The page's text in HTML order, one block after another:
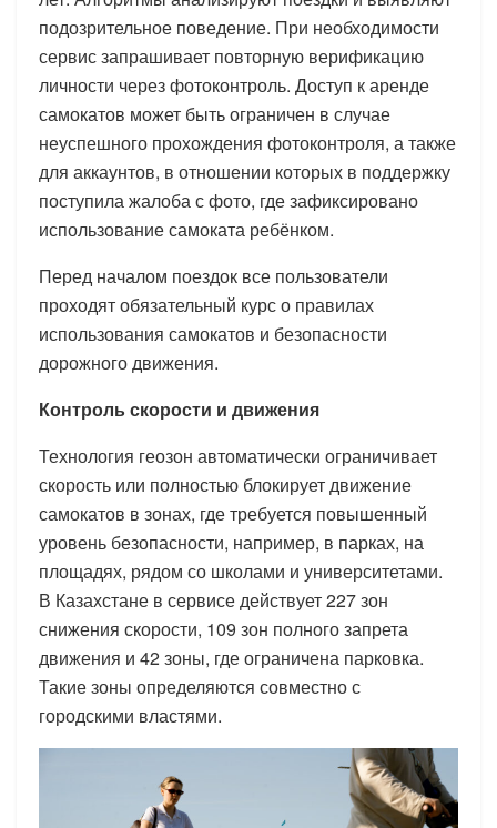
подозрительное поведение. При необходимости
сервис запрашивает повторную верификацию
личности через фотоконтроль. Доступ к аренде
самокатов может быть ограничен в случае
неуспешного прохождения фотоконтроля, а также
для аккаунтов, в отношении которых в поддержку
поступила жалоба с фото, где зафиксировано
использование самоката ребёнком.
Перед началом поездок все пользователи
проходят обязательный курс о правилах
использования самокатов и безопасности
дорожного движения.
Контроль скорости и движения
Технология геозон автоматически ограничивает
скорость или полностью блокирует движение
самокатов в зонах, где требуется повышенный
уровень безопасности, например, в парках, на
площадях, рядом со школами и университетами.
В Казахстане в сервисе действует 227 зон
снижения скорости, 109 зон полного запрета
движения и 42 зоны, где ограничена парковка.
Такие зоны определяются совместно с
городскими властями.